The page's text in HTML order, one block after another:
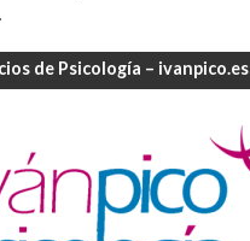
de Psicología – ivanpico.es